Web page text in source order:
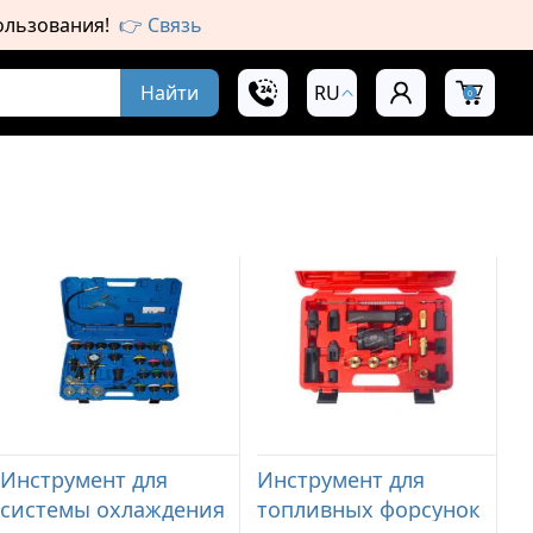
👉 Связь
Найти RU 0
Инструмент для
системы охлаждения
Инструмент для
топливных форсунок